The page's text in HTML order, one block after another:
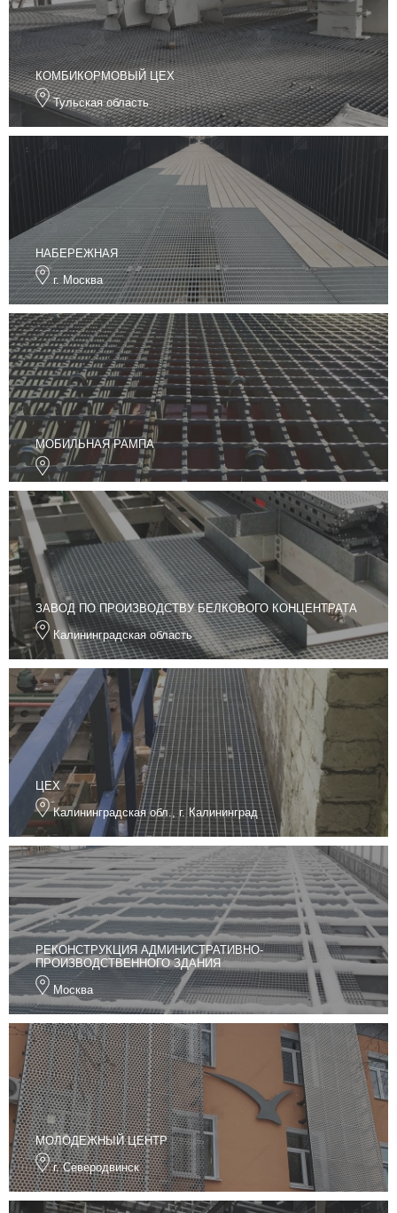
КОМБИКОРМОВЫЙ ЦЕХ
Тульская область
НАБЕРЕЖНАЯ
г. Москва
МОБИЛЬНАЯ РАМПА
ЗАВОД ПО ПРОИЗВОДСТВУ БЕЛКОВОГО КОНЦЕНТРАТА
Калининградская область
ЦЕХ
Калининградская обл., г. Калининград
РЕКОНСТРУКЦИЯ АДМИНИСТРАТИВНО-
ПРОИЗВОДСТВЕННОГО ЗДАНИЯ
Москва
МОЛОДЕЖНЫЙ ЦЕНТР
г. Северодвинск